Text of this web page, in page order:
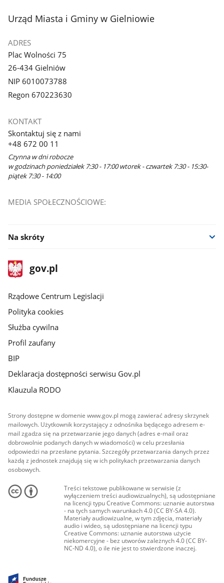
stopka
Urząd Miasta i Gminy w Gielniowie
ADRES
Plac Wolności 75
26-434 Gielniów
NIP 6010073788
Regon 670223630
KONTAKT
Skontaktuj się z nami
+48 672 00 11
Czynna w dni robocze
w godzinach poniedziałek 7:30 - 17:00 wtorek - czwartek 7:30 - 15:30-
piątek 7:30 - 14:00
MEDIA SPOŁECZNOŚCIOWE:
Na skróty
stopka
gov.plStrona
gov.pl
Rządowe Centrum Legislacji
Polityka cookies
Służba cywilna
Profil zaufany
BIP
Deklaracja dostępności serwisu Gov.pl
Klauzula RODO
Strony dostępne w domenie www.gov.pl mogą zawierać adresy skrzynek
mailowych. Użytkownik korzystający z odnośnika będącego adresem e-
mail zgadza się na przetwarzanie jego danych (adres e-mail oraz
dobrowolnie podanych danych w wiadomości) w celu przesłania
odpowiedzi na przesłane pytania. Szczegóły przetwarzania danych przez
każdą z jednostek znajdują się w ich politykach przetwarzania danych
osobowych.
Treści tekstowe publikowane w serwisie (z
wyłączeniem treści audiowizualnych), są udostępniane
na licencji typu Creative Commons: uznanie autorstwa
- na tych samych warunkach 4.0 (CC BY-SA 4.0).
Materiały audiowizualne, w tym zdjęcia, materiały
audio i wideo, są udostępniane na licencji typu
Creative Commons: uznanie autorstwa użycie
niekomercyjne - bez utworów zależnych 4.0 (CC BY-
NC-ND 4.0), o ile nie jest to stwierdzone inaczej.